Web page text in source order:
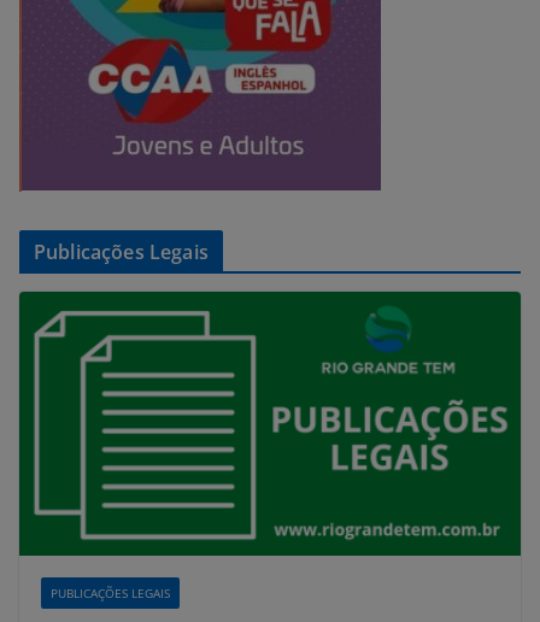
Publicações Legais
PUBLICAÇÕES LEGAIS